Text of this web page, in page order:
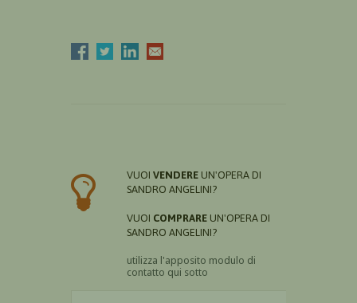
VUOI VENDERE UN'OPERA DI
SANDRO ANGELINI?
VUOI COMPRARE UN'OPERA DI
SANDRO ANGELINI?
utilizza l'apposito modulo di
contatto qui sotto